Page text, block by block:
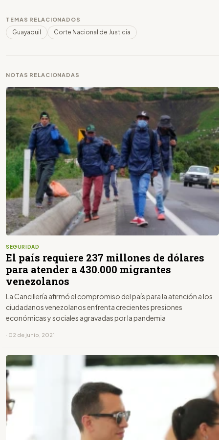
TEMAS RELACIONADOS
Guayaquil Corte Nacional de Justicia
NOTAS RELACIONADAS
SEGURIDAD
El país requiere 237 millones de dólares
para atender a 430.000 migrantes
venezolanos
La Cancillería afirmó el compromiso del país para la atención a los
ciudadanos venezolanos enfrenta crecientes presiones
económicas y sociales agravadas por la pandemia
· 02 de junio, 2021